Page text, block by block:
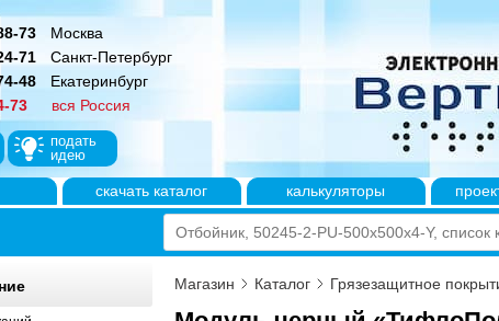
73
Москва
71
Санкт-Петербург
48
Екатеринбург
73
вся Россия
подать
идею
скачать каталог калькуляторы
Магазин Каталог Грязезащитное